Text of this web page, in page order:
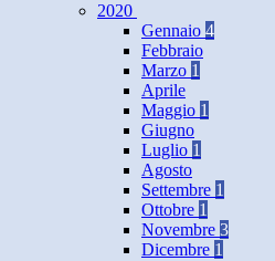
2020
Gennaio 4
Febbraio
Marzo 1
Aprile
Maggio 1
Giugno
Luglio 1
Agosto
Settembre 1
Ottobre 1
Novembre 3
Dicembre 1